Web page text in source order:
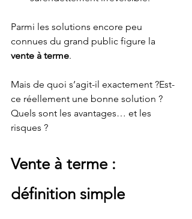
Parmi les solutions encore peu
connues du grand public figure la
vente à terme.
Mais de quoi s’agit-il exactement ?Est-
ce réellement une bonne solution ?
Quels sont les avantages… et les
risques ?
Vente à terme :
définition simple